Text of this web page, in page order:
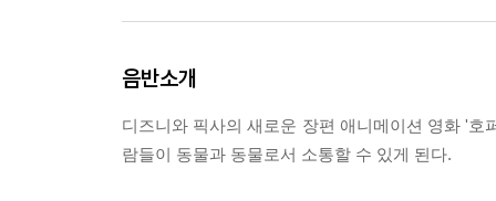
음반소개
디즈니와 픽사의 새로운 장편 애니메이션 영화 '
람들이 동물과 동물로서 소통할 수 있게 된다.